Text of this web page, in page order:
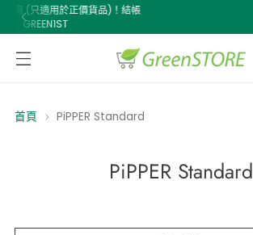
首頁 PiPPER Standard
PiPPER Standard